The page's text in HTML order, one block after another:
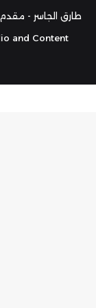
RSS
طارق الجاسر -
and Content